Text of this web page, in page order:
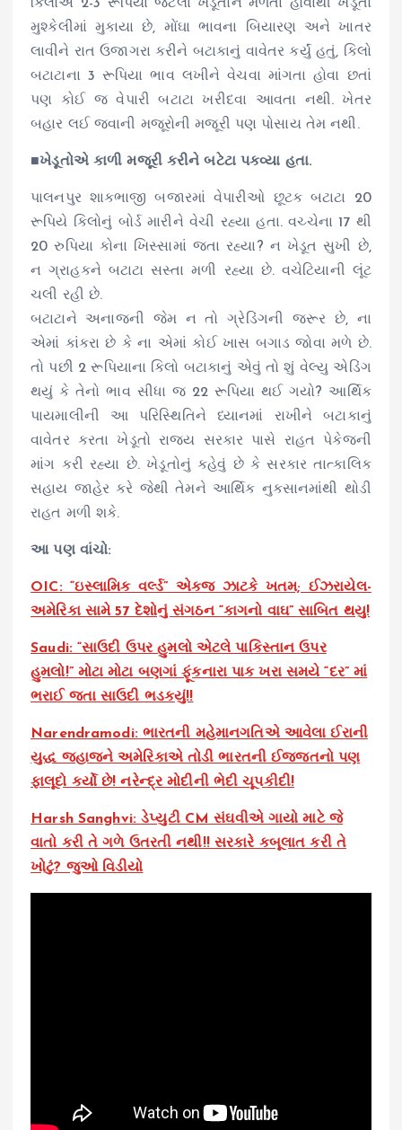
કિલોએ 2-3 રૂપિયા જેટલા ખેડૂતોને મળતા હોવાથી ખેડૂતો
મુશ્કેલીમાં મુકાયા છે, મોંઘા ભાવના બિયારણ અને ખાતર
લાવીને રાત ઉજાગરા કરીને બટાકાનું વાવેતર કર્યું હતું, કિલો
બટાટાના 3 રૂપિયા ભાવ લખીને વેચવા માંગતા હોવા છતાં
પણ કોઈ જ વેપારી બટાટા ખરીદવા આવતા નથી. ખેતર
બહાર લઈ જવાની મજૂરોની મજૂરી પણ પોસાય તેમ નથી.
■ખેડૂતોએ કાળી મજૂરી કરીને બટેટા પકવ્યા હતા.
પાલનપુર શાકભાજી બજારમાં વેપારીઓ છૂટક બટાટા 20
રૂપિયે કિલોનું બોર્ડ મારીને વેચી રહ્યા હતા. વચ્ચેના 17 થી
20 રુપિયા કોના ખિસ્સામાં જતા રહ્યા? ન ખેડૂત સુખી છે,
ન ગ્રાહકને બટાટા સસ્તા મળી રહ્યા છે. વચેટિયાની લૂંટ
ચલી રહી છે.
બટાટાને અનાજની જેમ ન તો ગ્રેડિંગની જરૂર છે, ના
એમાં કાંકરા છે કે ના એમાં કોઈ ખાસ બગાડ જોવા મળે છે.
તો પછી 2 રૂપિયાના કિલો બટાકાનું એવું તો શું વેલ્યુ એડિંગ
થયું કે તેનો ભાવ સીધા જ 22 રૂપિયા થઈ ગયો? આર્થિક
પાયમાલીની આ પરિસ્થિતિને ધ્યાનમાં રાખીને બટાકાનું
વાવેતર કરતા ખેડૂતો રાજ્ય સરકાર પાસે રાહત પેકેજની
માંગ કરી રહ્યા છે. ખેડૂતોનું કહેવું છે કે સરકાર તાત્કાલિક
સહાય જાહેર કરે જેથી તેમને આર્થિક નુકસાનમાંથી થોડી
રાહત મળી શકે.
આ પણ વાંચો:
OIC: “ઇસ્લામિક વર્લ્ડ” એકજ ઝાટકે ખતમ; ઈઝરાયેલ-
અમેરિકા સામે 57 દેશોનું સંગઠન “કાગનો વાઘ” સાબિત થયુ!
Saudi: “સાઉદી ઉપર હુમલો એટલે પાકિસ્તાન ઉપર
હુમલો!” મોટા મોટા બણગાં ફૂંકનારા પાક ખરા સમયે “દર” માં
ભરાઈ જતા સાઉદી ભડકયું!!
Narendramodi: ભારતની મહેમાનગતિએ આવેલા ઈરાની
યુદ્ધ જહાજને અમેરિકાએ તોડી ભારતની ઈજ્જતનો પણ
ફાલૂદો કર્યો છે! નરેન્દ્ર મોદીની ભેદી ચૂપકીદી!
Harsh Sanghvi: ડેપ્યુટી CM સંઘવીએ ગાયો માટે જે
વાતો કરી તે ગળે ઉતરતી નથી!! સરકારે કબૂલાત કરી તે
ખોટું? જુઓ વિડીયો